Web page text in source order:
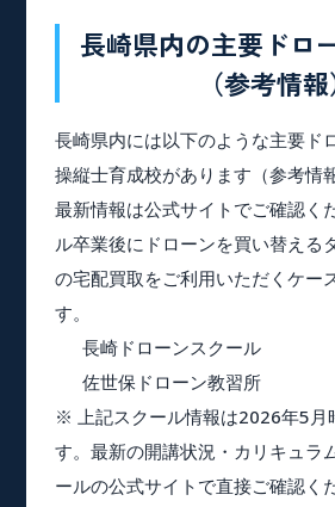
長崎県内の主要ドロ
（参考情報
長崎県内には以下のような主要ド
操縦士育成校があります（参考情
最新情報は公式サイトでご確認く
ル卒業後にドローンを買い替える
の宅配買取をご利用いただくケー
す。
長崎ドローンスクール
佐世保ドローン教習所
※ 上記スクール情報は2026年5月
す。最新の開講状況・カリキュラ
ールの公式サイトで直接ご確認く